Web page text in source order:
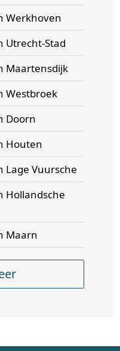
Werkhoven
Utrecht-Stad
Maartensdijk
Westbroek
Doorn
Houten
Vuursche
Hollandsche
Maarn